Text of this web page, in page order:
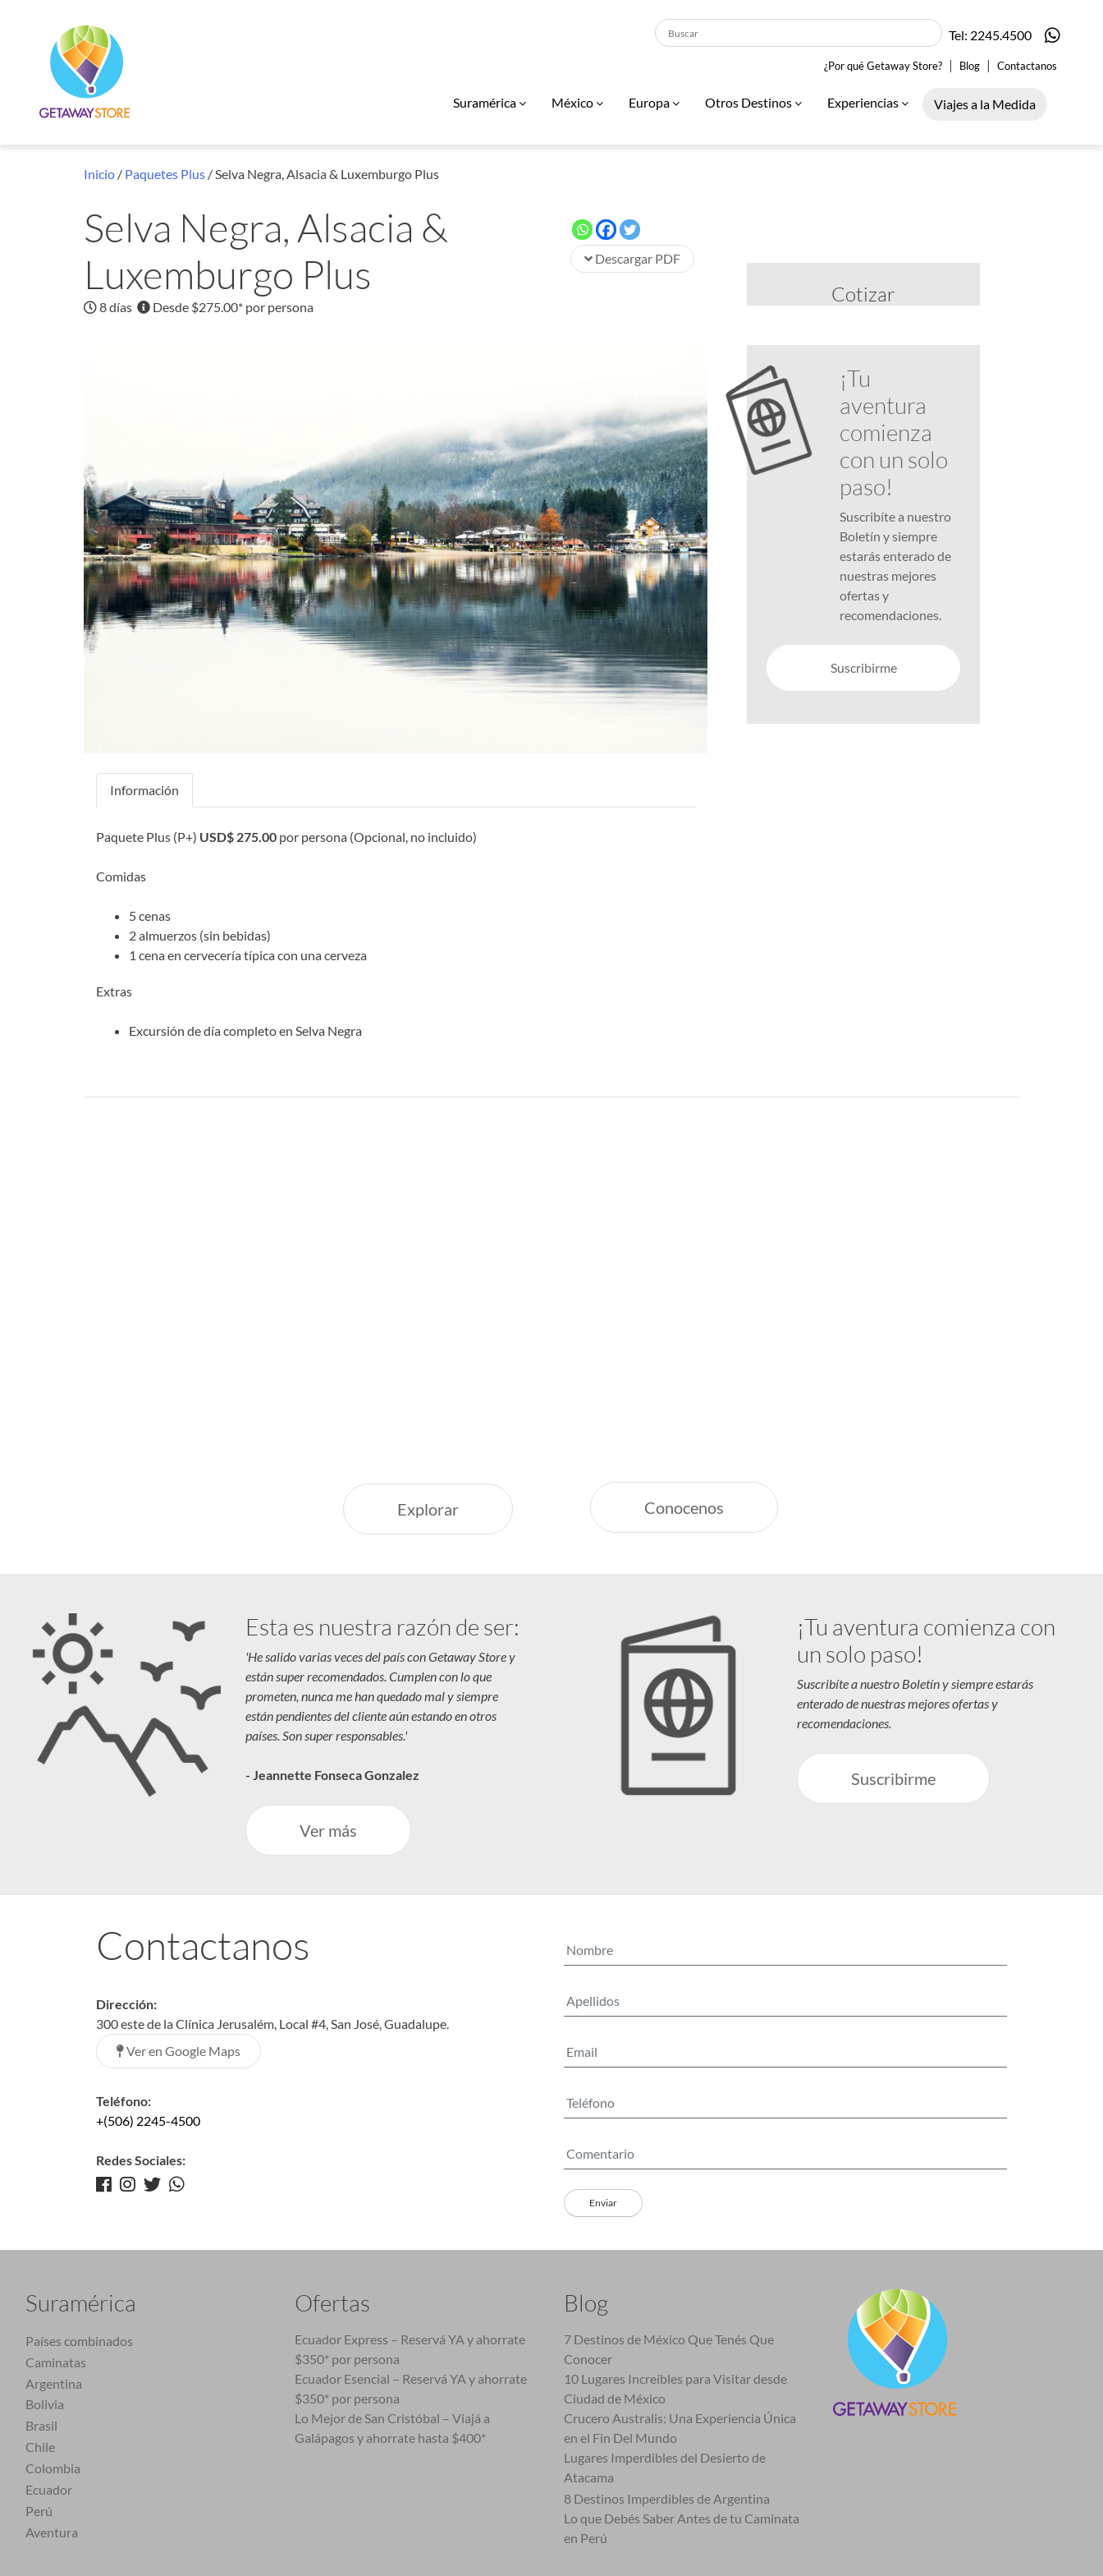
Tel: 2245.4500
¿Por qué Getaway Store? | Blog | Contactanos
Suramérica México Europa Otros Destinos Experiencias Viajes a la Medida
Inicio / Paquetes Plus / Selva Negra, Alsacia & Luxemburgo Plus
Selva Negra, Alsacia &
Luxemburgo Plus
8 días Desde $275.00* por persona
Descargar PDF
Información
Paquete Plus (P+) USD$ 275.00 por persona (Opcional, no incluido)
Comidas
5 cenas
2 almuerzos (sin bebidas)
1 cena en cervecería típica con una cerveza
Extras
Excursión de día completo en Selva Negra
Cotizar
¡Tu
aventura
comienza
con un solo
paso!
Suscribíte a nuestro
Boletín y siempre
estarás enterado de
nuestras mejores
ofertas y
recomendaciones.
Suscribirme
Explorar Conocenos
Esta es nuestra razón de ser:
'He salido varias veces del país con Getaway Store y
están super recomendados. Cumplen con lo que
prometen, nunca me han quedado mal y siempre
están pendientes del cliente aún estando en otros
países. Son super responsables.'
- Jeannette Fonseca Gonzalez
Ver más
¡Tu aventura comienza con
un solo paso!
Suscribíte a nuestro Boletín y siempre estarás
enterado de nuestras mejores ofertas y
recomendaciones.
Suscribirme
Contactanos
Dirección:
300 este de la Clínica Jerusalém, Local #4, San José, Guadalupe.
Ver en Google Maps
Teléfono:
+(506) 2245-4500
Redes Sociales:
Suramérica
Países combinados
Caminatas
Argentina
Bolivia
Brasil
Chile
Colombia
Ecuador
Perú
Aventura
Ofertas
Ecuador Express – Reservá YA y ahorrate
$350* por persona
Ecuador Esencial – Reservá YA y ahorrate
$350* por persona
Lo Mejor de San Cristóbal – Viajá a
Galápagos y ahorrate hasta $400*
Blog
7 Destinos de México Que Tenés Que
Conocer
10 Lugares Increíbles para Visitar desde
Ciudad de México
Crucero Australis: Una Experiencia Única
en el Fin Del Mundo
Lugares Imperdibles del Desierto de
Atacama
8 Destinos Imperdibles de Argentina
Lo que Debés Saber Antes de tu Caminata
en Perú